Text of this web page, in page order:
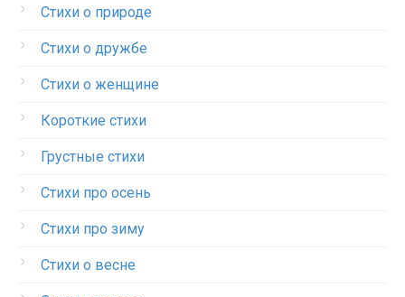
Стихи о природе
Стихи о дружбе
Стихи о женщине
Короткие стихи
Грустные стихи
Стихи про осень
Стихи про зиму
Стихи о весне